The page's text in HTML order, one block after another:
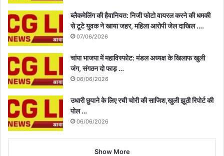
ब्लैकमेलिंग की हैवानियत: निजी फोटो वायरल करने की धमकी
से टूटे युवक ने खाया जहर, महिला आरोपी जेल दाखिल ….
07/06/2026
चांपा भाजपा में महाविस्फोट: मंडल अध्यक्ष के खिलाफ खुली
जंग, संगठन दो फाड़ …
06/06/2026
उधारी छुपाने के लिए रची चोरी की साजिश,खुली झूठी रिपोर्ट की
पोल …
06/06/2026
Show More